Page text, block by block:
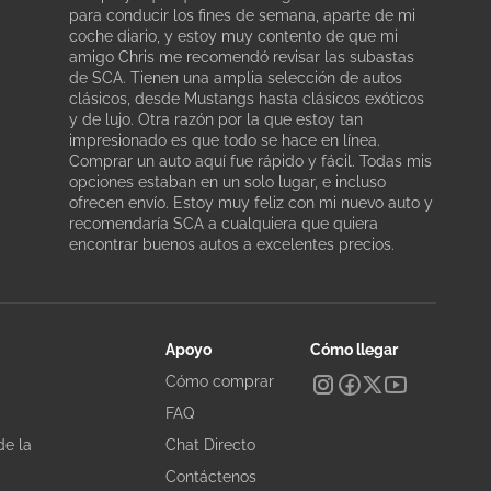
para conducir los fines de semana, aparte de mi
coche diario, y estoy muy contento de que mi
amigo Chris me recomendó revisar las subastas
de SCA. Tienen una amplia selección de autos
clásicos, desde Mustangs hasta clásicos exóticos
y de lujo. Otra razón por la que estoy tan
impresionado es que todo se hace en línea.
Comprar un auto aquí fue rápido y fácil. Todas mis
opciones estaban en un solo lugar, e incluso
ofrecen envío. Estoy muy feliz con mi nuevo auto y
recomendaría SCA a cualquiera que quiera
encontrar buenos autos a excelentes precios.
la
Apoyo
Cómo comprar
FAQ
Chat Directo
Contáctenos
Cómo llegar